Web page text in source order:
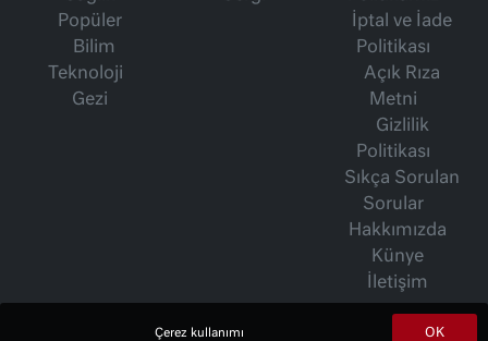
Popüler
Bilim
Teknoloji
Gezi
İptal ve İade
Politikası
Açık Rıza
Metni
Gizlilik
Politikası
Sıkça Sorulan
Sorular
Hakkımızda
Künye
İletişim
OK
Çerez kullanımı